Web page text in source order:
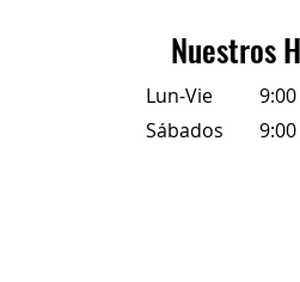
Nuestros
Lun-Vie
Sábados